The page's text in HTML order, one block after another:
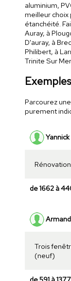
aluminium,
meilleur choix
étanchéité.
Auray, à
D'auray, à
Philibert, à
Trinite Sur
Parcourez
purement
Yannick
de 1662 à
Armand
Trois
(neuf)